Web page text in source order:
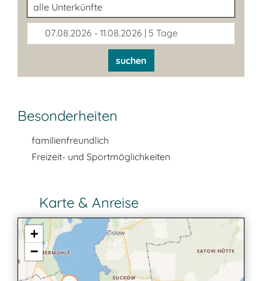
Unterkunftsart
07.08.2026 - 11.08.2026 | 5 Tage
suchen
Besonderheiten
familienfreundlich
Freizeit- und Sportmöglichkeiten
Karte & Anreise
+
−